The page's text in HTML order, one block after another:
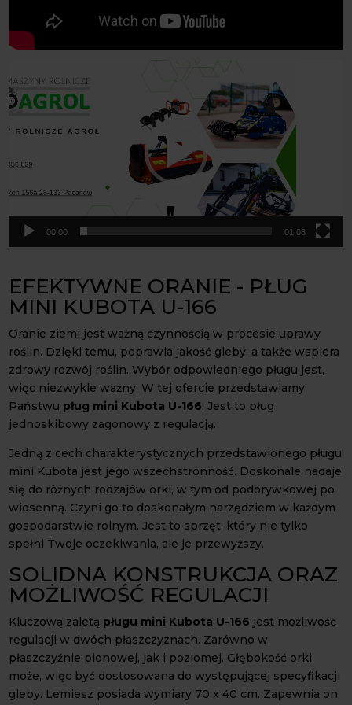
video
00:00 01:08
EFEKTYWNE ORANIE - PŁUG
MINI KUBOTA U-166
Oranie ziemi jest ważną czynnością w procesie uprawy
roślin. Dzięki temu, poprawia jakość gleby, a także wspiera
zdrowy rozwój roślin. Wybór odpowiedniego pługu jest,
więc niezwykle ważny. W tej ofercie przedstawiamy
Państwu pług mini Kubota U-166. Jest to pług
jednoskibowy zagonowy z regulacją.
Jedną z cech charakterystycznych przedstawionego pługu
mini Kubota jest jego wszechstronność. Doskonale nadaje
się do różnych rodzajów orki, w tym od podorywkowej po
wiosenną. Czyni go to doskonałym narzędziem w każdym
gospodarstwie rolnym. Jest to sprzęt, który nie tylko
spełni Twoje oczekiwania, ale je przewyższy.
SOLIDNA KONSTRUKCJA ORAZ
MOŻLIWOŚĆ REGULACJI
Kluczową zaletą pługu mini Kubota U-166 jest możliwość
regulacji w dwóch płaszczyznach. Zarówno w
płaszczyźnie pionowej, jak i poziomej. Głębokość orki
może, więc być dostosowana do występującej specyfikacji
gleby. Lemiesz posiada wymiary 70 x 40 cm. Zapewnia on